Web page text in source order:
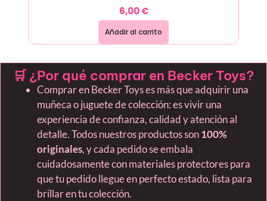
6,00€
Añadir al carrito
🛒 ¿Por qué comprar en Becker Toys?
Comprar en Becker Toys es más que adquirir una
muñeca o juguete de colección: es vivir una
experiencia de confianza, calidad y atención al
detalle. Todos nuestros productos son100%
originales, y cada pedido se embala
cuidadosamente con materiales protectores para
que tu pedido llegue en perfecto estado, lista para
brillar en tu colección.